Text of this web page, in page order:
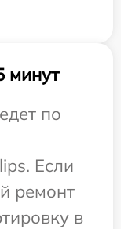
минут
по
Если
ремонт
в